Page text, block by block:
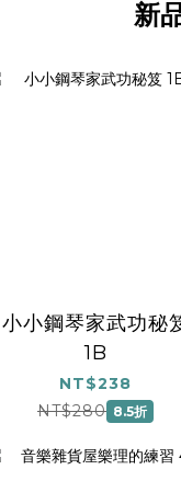
新
小小鋼琴家武功秘
1B
NT$238
NT$280 8.5折